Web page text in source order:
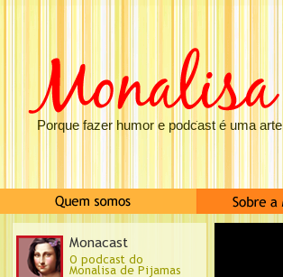
Porque fazer humor e podcast é uma arte